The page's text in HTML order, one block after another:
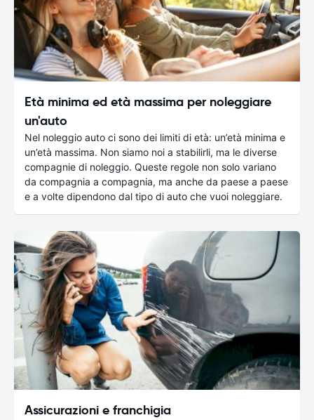
Età minima ed età massima per noleggiare
un'auto
Nel noleggio auto ci sono dei limiti di età: un’età minima e
un’età massima. Non siamo noi a stabilirli, ma le diverse
compagnie di noleggio. Queste regole non solo variano
da compagnia a compagnia, ma anche da paese a paese
e a volte dipendono dal tipo di auto che vuoi noleggiare.
Assicurazioni e franchigia